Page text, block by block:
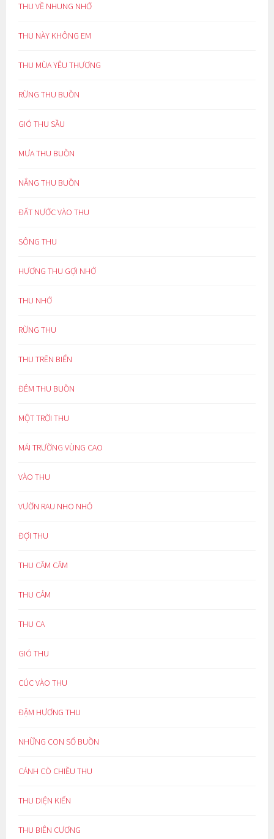
THU VỀ NHUNG NHỚ
THU NÀY KHÔNG EM
THU MÙA YÊU THƯƠNG
RỪNG THU BUỒN
GIÓ THU SẦU
MƯA THU BUỒN
NẮNG THU BUỒN
ĐẤT NƯỚC VÀO THU
SÔNG THU
HƯƠNG THU GỢI NHỚ
THU NHỚ
RỪNG THU
THU TRÊN BIỂN
ĐÊM THU BUỒN
MỘT TRỜI THU
MÁI TRƯỜNG VÙNG CAO
VÀO THU
VƯỜN RAU NHO NHỎ
ĐỢI THU
THU CĂM CĂM
THU CẢM
THU CA
GIÓ THU
CÚC VÀO THU
ĐẬM HƯƠNG THU
NHỮNG CON SỐ BUỒN
CÁNH CÒ CHIỀU THU
THU DIỆN KIẾN
THU BIÊN CƯƠNG